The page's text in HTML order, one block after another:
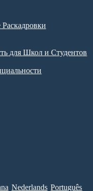
для Школ и Студентов
Nederlands Português